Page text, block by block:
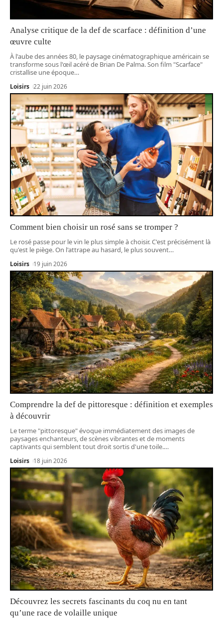
Analyse critique de la def de scarface : définition d’une
œuvre culte
À l'aube des années 80, le paysage cinématographique américain se
transforme sous l'œil acéré de Brian De Palma. Son film "Scarface"
cristallise une époque…
Loisirs 22 juin 2026
Comment bien choisir un rosé sans se tromper ?
Le rosé passe pour le vin le plus simple à choisir. C'est précisément là
qu'est le piège. On l'attrape au hasard, le plus souvent…
Loisirs 19 juin 2026
Comprendre la def de pittoresque : définition et exemples
à découvrir
Le terme "pittoresque" évoque immédiatement des images de
paysages enchanteurs, de scènes vibrantes et de moments
captivants qui semblent tout droit sortis d'une toile.…
Loisirs 18 juin 2026
Découvrez les secrets fascinants du coq nu en tant
qu’une race de volaille unique